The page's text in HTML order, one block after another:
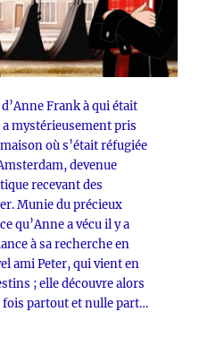
Frank à qui était
mystérieusement pris
où s’était réfugiée
devenue
recevant des
Munie du précieux
qu’Anne a vécu il y a
à sa recherche en
ami Peter, qui vient en
; elle découvre alors
fois partout et nulle part…